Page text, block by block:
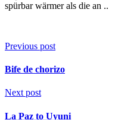
spürbar wärmer als die an ..
Previous post
Bife de chorizo
Next post
La Paz to Uyuni